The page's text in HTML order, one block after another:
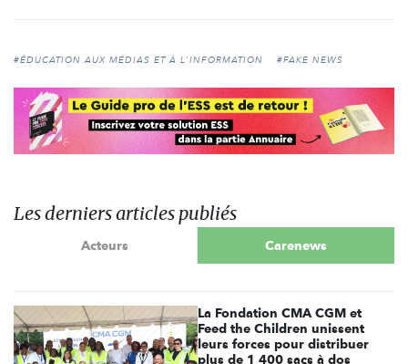
#ÉDUCATION AUX MÉDIAS ET À L'INFORMATION #FAKE NEWS
Les derniers articles publiés
Acteurs Carenews
La Fondation CMA CGM et
Feed the Children unissent
leurs forces pour distribuer
plus de 1 400 sacs à dos